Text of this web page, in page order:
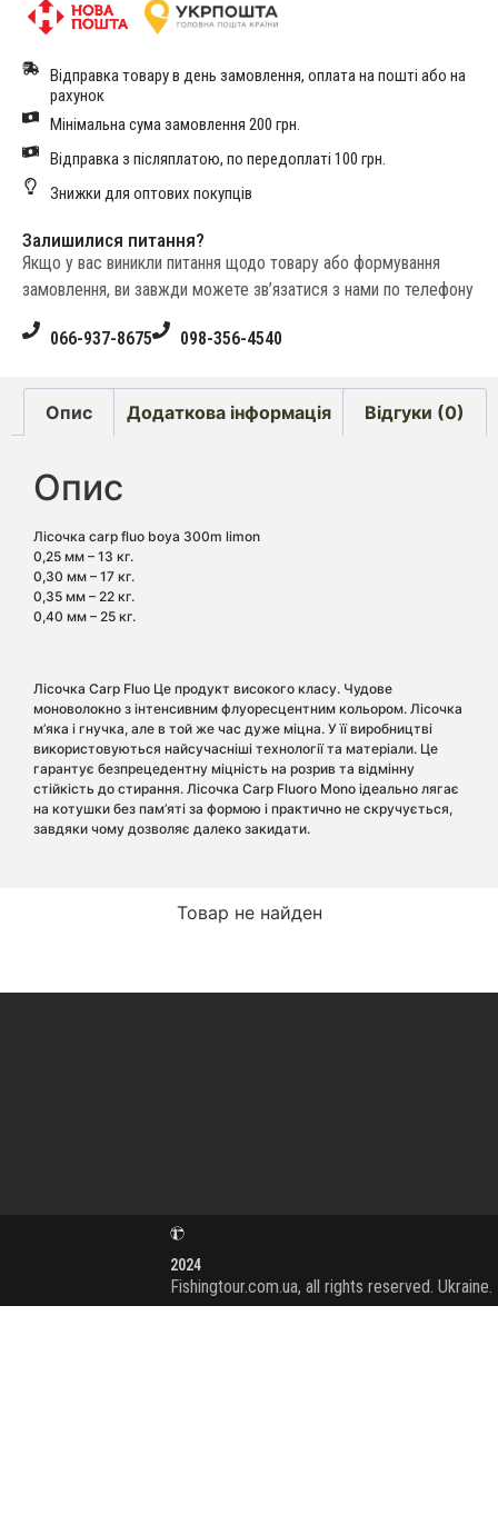
Відправка товару в день замовлення, оплата на пошті або на
рахунок
Мінімальна сума замовлення 200 грн.
Відправка з післяплатою, по передоплаті 100 грн.
Знижки для оптових покупців
Залишилися питання?
Якщо у вас виникли питання щодо товару або формування
замовлення, ви завжди можете зв’язатися з нами по телефону
066-937-8675 098-356-4540
Опис Додаткова інформація Відгуки (0)
Опис
Лісочка carp fluo boya 300m limon
0,25 мм – 13 кг.
0,30 мм – 17 кг.
0,35 мм – 22 кг.
0,40 мм – 25 кг.
Лісочка Carp Fluo Це продукт високого класу. Чудове
моноволокно з інтенсивним флуоресцентним кольором. Лісочка
м’яка і гнучка, але в той же час дуже міцна. У її виробництві
використовуються найсучасніші технології та матеріали. Це
гарантує безпрецедентну міцність на розрив та відмінну
стійкість до стирання. Лісочка Carp Fluoro Mono ідеально лягає
на котушки без пам’яті за формою і практично не скручується,
завдяки чому дозволяє далеко закидати.
Товар не найден
2024
Fishingtour.com.ua, all rights reserved. Ukraine.